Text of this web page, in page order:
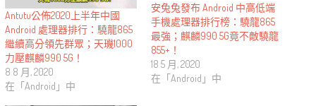
Antutu公佈2020上半年中國
Android 處理器排行：驍龍865
繼續高分領先群眾；天璣1000
力壓麒麟990 5G！
8 8 月, 2020
在「Android」中
安兔兔發布 Android 中高低端
手機處理器排行榜：驍龍865
最強；麒麟990 5G竟不敵驍龍
855+！
18 5 月, 2020
在「Android」中